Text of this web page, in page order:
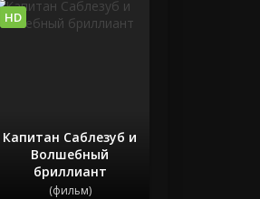
Капитан Саблезуб и
Волшебный
бриллиант
(фильм)
HD